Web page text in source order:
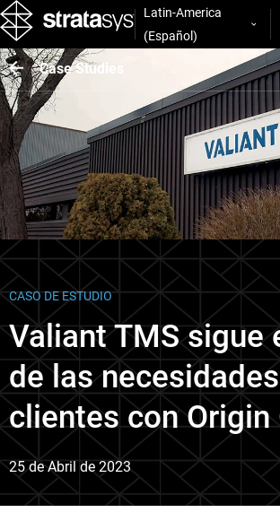
Latin-America
(Español)
Case Studies
CASO DE ESTUDIO
Valiant TMS sigue
de las
clientes con Origin
25 de Abril de 2023